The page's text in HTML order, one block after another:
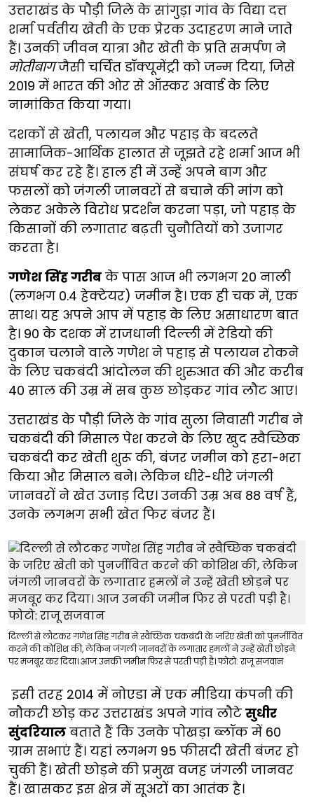
उत्तराखंड के पौड़ी जिले के सांगुड़ा गांव के विद्या दत्त
शर्मा पर्वतीय खेती के एक प्रेरक उदाहरण माने जाते
हैं। उनकी जीवन यात्रा और खेती के प्रति समर्पण ने
मोतीबागजैसी चर्चित डॉक्यूमेंट्री को जन्म दिया, जिसे
2019 में भारत की ओर से ऑस्कर अवार्ड के लिए
नामांकित किया गया।
दशकों से खेती, पलायन और पहाड़ के बदलते
सामाजिक-आर्थिक हालात से जूझते रहे शर्मा आज भी
संघर्ष कर रहे हैं। हाल ही में उन्हें अपने बाग और
फसलों को जंगली जानवरों से बचाने की मांग को
लेकर अकेले विरोध प्रदर्शन करना पड़ा, जो पहाड़ के
किसानों की लगातार बढ़ती चुनौतियों को उजागर
करता है।
गणेश सिंह गरीब के पास आज भी लगभग 20 नाली
(लगभग 0.4 हेक्टेयर) जमीन है। एक ही चक में, एक
साथ। यह अपने आप में पहाड़ के लिए असाधारण बात
है। 90 के दशक में राजधानी दिल्ली में रेडियो की
दुकान चलाने वाले गणेश ने पहाड़ से पलायन रोकने
के लिए चकबंदी आंदोलन की शुरुआत की और करीब
40 साल की उम्र में सब कुछ छोड़कर गांव लौट आए।
उत्तराखंड के पौड़ी जिले के गांव सुला निवासी गरीब ने
चकबंदी की मिसाल पेश करने के लिए खुद स्वैच्छिक
चकबंदी कर खेती शुरू की, बंजर जमीन को हरा-भरा
किया और मिसाल बने। लेकिन धीरे-धीरे जंगली
जानवरों ने खेत उजाड़ दिए। उनकी उम्र अब 88 वर्ष हैं,
उनके लगभग सभी खेत फिर बंजर हैं।
दिल्ली से लौटकर गणेश सिंह गरीब ने स्वैच्छिक चकबंदी के जरिए खेती को पुनर्जीवित
करने की कोशिश की, लेकिन जंगली जानवरों के लगातार हमलों ने उन्हें खेती छोड़ने
पर मजबूर कर दिया। आज उनकी जमीन फिर से परती पड़ी है। फोटो: राजू सजवान
इसी तरह 2014 में नोएडा में एक मीडिया कंपनी की
नौकरी छोड़ कर उत्तराखंड अपने गांव लौटे सुधीर
सुंदरियाल बताते हैं कि उनके पोखड़ा ब्लॉक में 60
ग्राम सभाएं हैं। यहां लगभग 95 फीसदी खेती बंजर हो
चुकी हैं। खेती छोड़ने की प्रमुख वजह जंगली जानवर
हैं। खासकर इस क्षेत्र में सूअरों का आतंक है।